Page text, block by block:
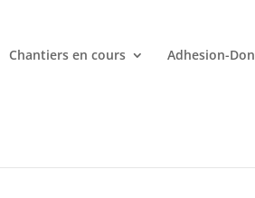
Chantiers en cours Adhesion-Don
chez